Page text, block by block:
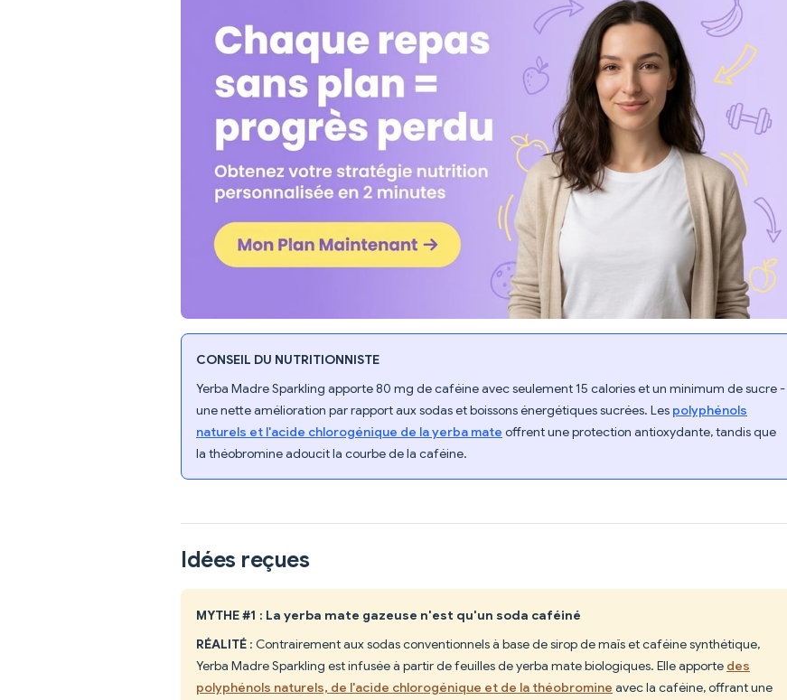
CONSEIL DU NUTRITIONNISTE
Yerba Madre Sparkling apporte 80 mg de caféine avec seulement 15 calories et un minimum de sucre -
une nette amélioration par rapport aux sodas et boissons énergétiques sucrées. Les polyphénols
naturels et l'acide chlorogénique de la yerba mate offrent une protection antioxydante, tandis que
la théobromine adoucit la courbe de la caféine.
Idées reçues
MYTHE #1 : La yerba mate gazeuse n'est qu'un soda caféiné
RÉALITÉ : Contrairement aux sodas conventionnels à base de sirop de maïs et caféine synthétique,
Yerba Madre Sparkling est infusée à partir de feuilles de yerba mate biologiques. Elle apporte des
polyphénols naturels, de l'acide chlorogénique et de la théobromine avec la caféine, offrant une